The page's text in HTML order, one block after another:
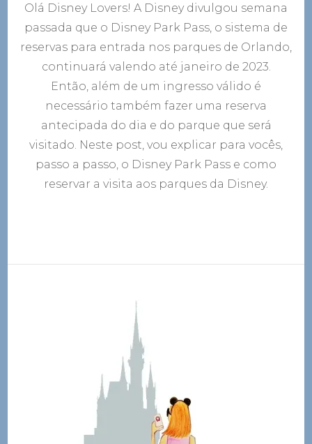
Park
Pass:
Olá Disney Lovers! A Disney divulgou semana
passada que o Disney Park Pass, o sistema de
reservas para entrada nos parques de Orlando,
continuará valendo até janeiro de 2023.
Então, além de um ingresso válido é
necessário também fazer uma reserva
antecipada do dia e do parque que será
visitado. Neste post, vou explicar para vocês,
passo a passo, o Disney Park Pass e como
reservar a visita aos parques da Disney.